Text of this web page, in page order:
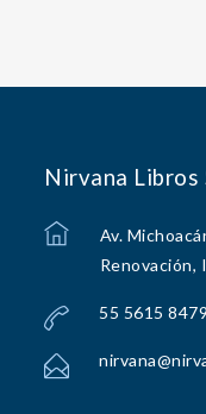
Nirvana Libros
Av.
Renovación,
55 5615